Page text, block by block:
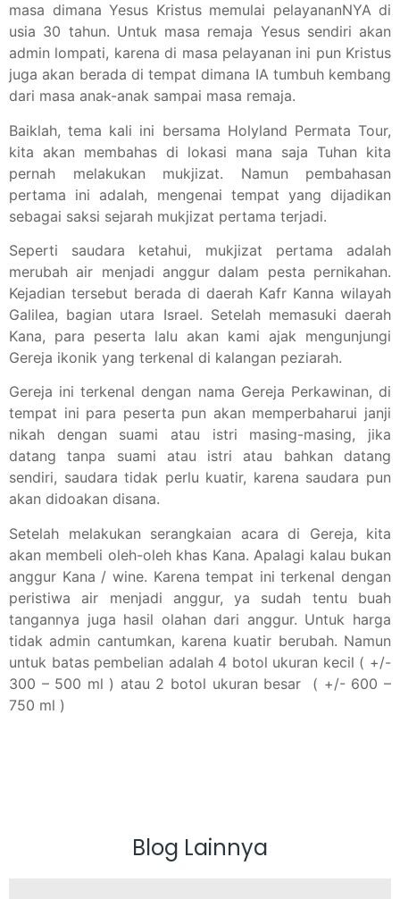
masa dimana Yesus Kristus memulai pelayananNYA di
usia 30 tahun. Untuk masa remaja Yesus sendiri akan
admin lompati, karena di masa pelayanan ini pun Kristus
juga akan berada di tempat dimana IA tumbuh kembang
dari masa anak-anak sampai masa remaja.
Baiklah, tema kali ini bersama Holyland Permata Tour,
kita akan membahas di lokasi mana saja Tuhan kita
pernah melakukan mukjizat. Namun pembahasan
pertama ini adalah, mengenai tempat yang dijadikan
sebagai saksi sejarah mukjizat pertama terjadi.
Seperti saudara ketahui, mukjizat pertama adalah
merubah air menjadi anggur dalam pesta pernikahan.
Kejadian tersebut berada di daerah Kafr Kanna wilayah
Galilea, bagian utara Israel. Setelah memasuki daerah
Kana, para peserta lalu akan kami ajak mengunjungi
Gereja ikonik yang terkenal di kalangan peziarah.
Gereja ini terkenal dengan nama Gereja Perkawinan, di
tempat ini para peserta pun akan memperbaharui janji
nikah dengan suami atau istri masing-masing, jika
datang tanpa suami atau istri atau bahkan datang
sendiri, saudara tidak perlu kuatir, karena saudara pun
akan didoakan disana.
Setelah melakukan serangkaian acara di Gereja, kita
akan membeli oleh-oleh khas Kana. Apalagi kalau bukan
anggur Kana / wine. Karena tempat ini terkenal dengan
peristiwa air menjadi anggur, ya sudah tentu buah
tangannya juga hasil olahan dari anggur. Untuk harga
tidak admin cantumkan, karena kuatir berubah. Namun
untuk batas pembelian adalah 4 botol ukuran kecil ( +/-
300 – 500 ml ) atau 2 botol ukuran besar ( +/- 600 –
750 ml )
Blog Lainnya